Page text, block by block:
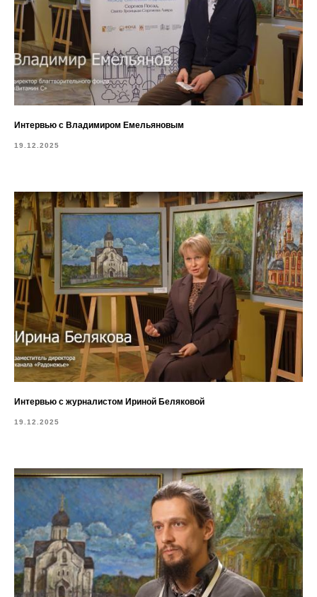
Интервью с Владимиром Емельяновым
19.12.2025
Интервью с журналистом Ириной Беляковой
19.12.2025